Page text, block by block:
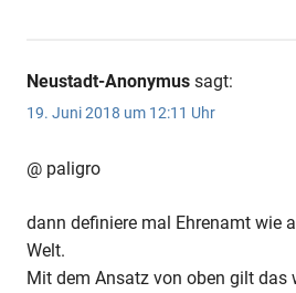
Neustadt-Anonymus sagt:
19. Juni 2018 um 12:11 Uhr
@ paligro
dann definiere mal Ehrenamt wie
Welt.
Mit dem Ansatz von oben gilt das